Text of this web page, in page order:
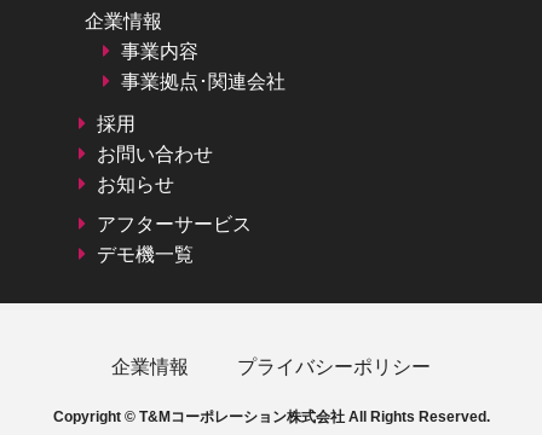
企業情報
事業内容
事業拠点･関連会社
採用
お問い合わせ
お知らせ
アフターサービス
デモ機一覧
企業情報 プライバシーポリシー
Copyright © T&Mコーポレーション株式会社 All Rights Reserved.